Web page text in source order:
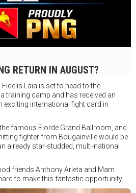
RETURN IN AUGUST?
Laia is set to head to the
training camp and has received an
exciting international fight card in
famous Elorde Grand Ballroom, and
fighter from Bougainville would be
already star-studded, multi-national
friends Anthony Arieta and Mam
to make this fantastic opportunity